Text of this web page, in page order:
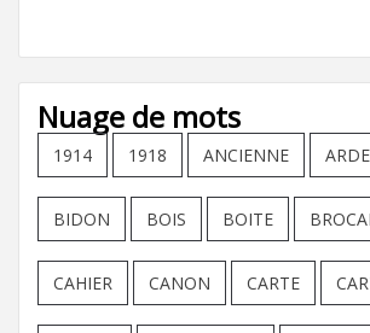
Nuage de mots
1914 1918 ANCIENNE
BIDON BOIS BOITE
CAHIER CANON CARTE